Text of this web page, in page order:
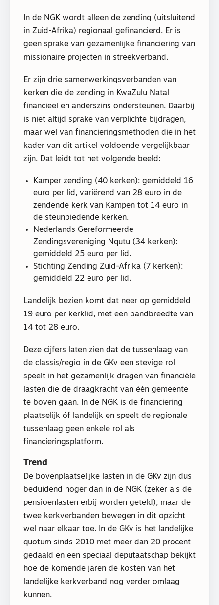
In de NGK wordt alleen de zending (uitsluitend
in Zuid-Afrika) regionaal gefinancierd. Er is
geen sprake van gezamenlijke financiering van
missionaire projecten in streekverband.
Er zijn drie samenwerkingsverbanden van
kerken die de zending in KwaZulu Natal
financieel en anderszins ondersteunen. Daarbij
is niet altijd sprake van verplichte bijdragen,
maar wel van financieringsmethoden die in het
kader van dit artikel voldoende vergelijkbaar
zijn. Dat leidt tot het volgende beeld:
Kamper zending (40 kerken): gemiddeld 16
euro per lid, variërend van 28 euro in de
zendende kerk van Kampen tot 14 euro in
de steunbiedende kerken.
Nederlands Gereformeerde
Zendingsvereniging Nqutu (34 kerken):
gemiddeld 25 euro per lid.
Stichting Zending Zuid-Afrika (7 kerken):
gemiddeld 22 euro per lid.
Landelijk bezien komt dat neer op gemiddeld
19 euro per kerklid, met een bandbreedte van
14 tot 28 euro.
Deze cijfers laten zien dat de tussenlaag van
de classis/regio in de GKv een stevige rol
speelt in het gezamenlijk dragen van financiële
lasten die de draagkracht van één gemeente
te boven gaan. In de NGK is de financiering
plaatselijk óf landelijk en speelt de regionale
tussenlaag geen enkele rol als
financieringsplatform.
Trend
De bovenplaatselijke lasten in de GKv zijn dus
beduidend hoger dan in de NGK (zeker als de
pensioenlasten erbij worden geteld), maar de
twee kerkverbanden bewegen in dit opzicht
wel naar elkaar toe. In de GKv is het landelijke
quotum sinds 2010 met meer dan 20 procent
gedaald en een speciaal deputaatschap bekijkt
hoe de komende jaren de kosten van het
landelijke kerkverband nog verder omlaag
kunnen.